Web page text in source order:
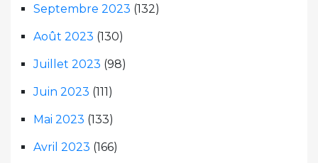
Septembre 2023 (132)
Août 2023 (130)
Juillet 2023 (98)
Juin 2023 (111)
Mai 2023 (133)
Avril 2023 (166)